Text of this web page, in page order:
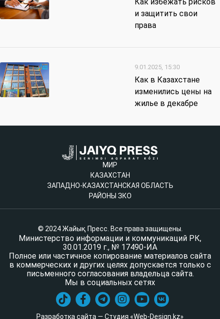
и защитить свои
права
9.01.2025, 15:30
Как в Казахстане
изменились цены на
жилье в декабре
МИР
КАЗАХСТАН
ЗАПАДНО-КАЗАХСТАНСКАЯ ОБЛАСТЬ
РАЙОНЫ ЗКО
© 2024 Жайық Пресс. Все права защищены.
Министерство информации и коммуникаций РК,
30.01.2019 г., № 17490-ИА
Полное или частичное копирование материалов сайта
в коммерческих и других целях допускается только с
письменного согласования владельца сайта.
Мы в социальных сетях
Разработка сайта — Студия «Web-Design.kz»